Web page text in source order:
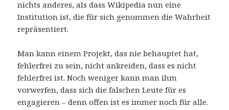
nichts anderes, als dass Wikipedia nun eine
Institution ist, die für sich genommen die Wahrheit
repräsentiert.
Man kann einem Projekt, das nie behauptet hat,
fehlerfrei zu sein, nicht ankreiden, dass es nicht
fehlerfrei ist. Noch weniger kann man ihm
vorwerfen, dass sich die falschen Leute für es
engagieren – denn offen ist es immer noch für alle.